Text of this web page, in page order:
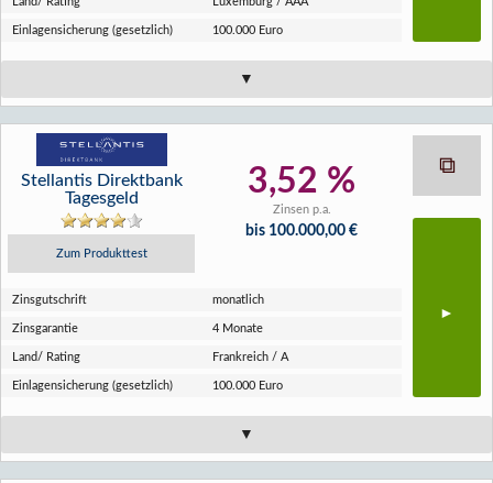
Einlagen­sicherung (gesetzlich) 100.000 Euro
Stellantis Direktbank
Tagesgeld
Zum Produkttest
3,52 %
Zinsen p.a.
bis 100.000,00 €
Zins­gutschrift monatlich
Zins­garantie 4 Monate
Land/ Rating Frankreich / A
Einlagen­sicherung (gesetzlich) 100.000 Euro